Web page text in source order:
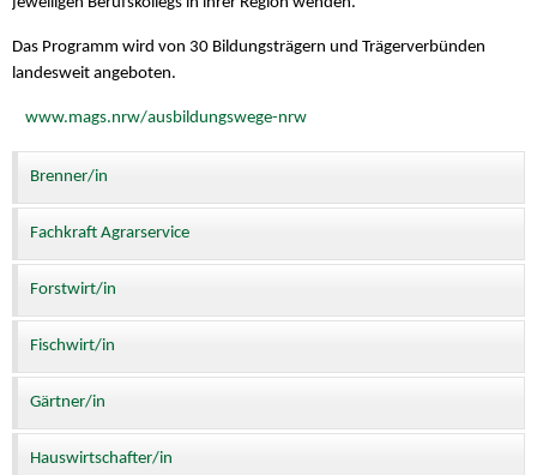
Das Programm wird von 30 Bildungsträgern und Trägerverbünden
landesweit angeboten.
www.mags.nrw/ausbildungswege-nrw
Brenner/in
Fachkraft Agrarservice
Forstwirt/in
Fischwirt/in
Gärtner/in
Hauswirtschafter/in